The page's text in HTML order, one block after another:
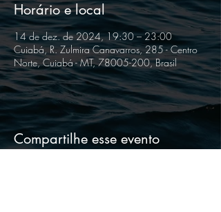
Horário e local
14 de dez. de 2024, 19:30 – 23:00
Cuiabá, R. Zulmira Canavarros, 285 - Centro
Norte, Cuiabá - MT, 78005-200, Brasil
Compartilhe esse evento